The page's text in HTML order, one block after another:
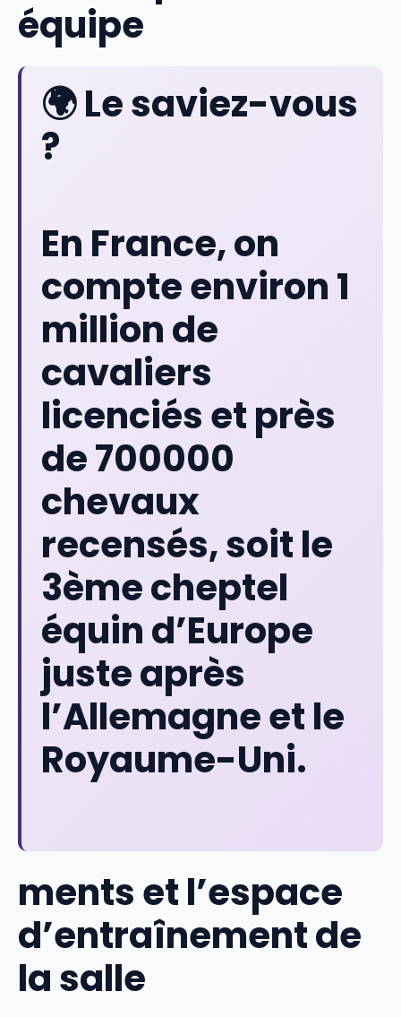
équipe
🌍 Le saviez-vous
?
En France, on
compte environ1
million de
cavaliers
licenciéset près
de 700000
chevaux
recensés, soit le
3ème cheptel
équin d’Europe
juste après
l’Allemagne et le
Royaume-Uni.
ments et l’espace
d’entraînement de
la salle